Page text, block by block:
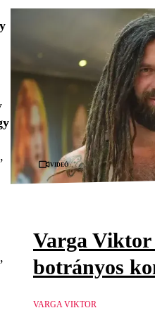
Videó
Varga Viktor
botrányos
VARGA VIKTOR